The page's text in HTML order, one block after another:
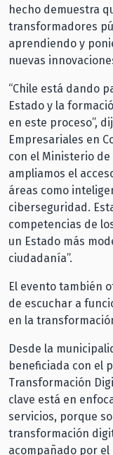
hecho demuestra
transformadores
aprendiendo y
nuevas
“Chile está dando
Estado y la
en este proceso”,
Empresariales en
con el Ministerio de
ampliamos el
áreas como
ciberseguridad.
competencias de
un Estado más
ciudadanía”.
El evento también
de escuchar a
en la
Desde la
beneficiada con el
Transformación
clave está en
servicios, porque
transformación
acompañado por